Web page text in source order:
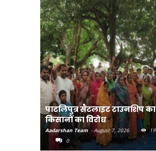
पाटलिपुत्र सैटलाइट टाउनशिप का
किसानों का विरोध
Aadarshan Team - August 7, 2026
19
0